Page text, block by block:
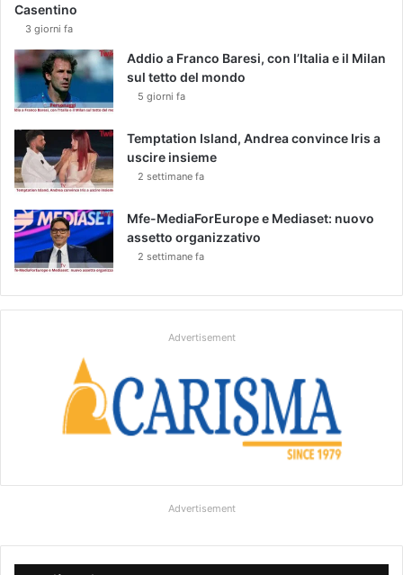
Casentino
3 giorni fa
Addio a Franco Baresi, con l’Italia e il Milan
sul tetto del mondo
5 giorni fa
Temptation Island, Andrea convince Iris a
uscire insieme
2 settimane fa
Mfe-MediaForEurope e Mediaset: nuovo
assetto organizzativo
2 settimane fa
Advertisement
Advertisement